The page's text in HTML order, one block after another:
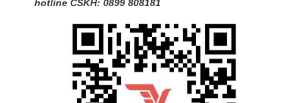
hotline CSKH: 0899 808181